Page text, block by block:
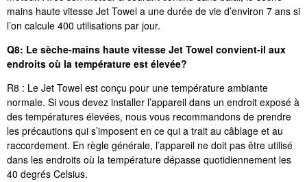
mains haute vitesse Jet Towel a une durée de vie d’environ 7 ans si
l’on calcule 400 utilisations par jour.
Q8: Le sèche-mains haute vitesse Jet Towel convient-il aux
endroits où la température est élevée?
R8 : Le Jet Towel est conçu pour une température ambiante
normale. Si vous devez installer l’appareil dans un endroit exposé à
des températures élevées, nous vous recommandons de prendre
les précautions qui s’imposent en ce qui a trait au câblage et au
raccordement. En règle générale, l’appareil ne doit pas être utilisé
dans les endroits où la température dépasse quotidiennement les
40 degrés Celsius.